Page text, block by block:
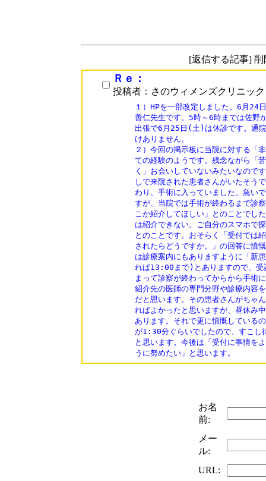
[返信する記事]
Ｒｅ：
投稿者：さのウィメンズクリニック
１）HPを一部改定しました。6月24
善仁先生です。5時～6時までは佐野
出張で6月25日(土)は休診です。通
けありません。
２）今回の掲示板に当院に対する「
ての経験のようです。残念ながら「
く」お会いしていないみたいなので
しで来院された患者さんがいたそう
わり、手術に入っていました。急い
すが、当院では手術が終わるまで診
こか紹介してほしい」とのことでし
は紹介できない。ご自分のスマホで
とのことです。おそらく「受付では
されたらどうですか。」の回答に憤
は診療案内にもありますように「
れば13:00まで)とありますので、受
まって診察が終わってからから手術
紹介先の医師の専門分野や診療内容
だと思います。その患者さんがちゃ
ればよかったと思いますが、昼休み
あります。それで更に憤慨している
が1:30分ぐらいでしたので、すこし
と思います。今後は「受付に事情を
うに努めたい」と思います。
お名
前:
メー
ル:
URL: